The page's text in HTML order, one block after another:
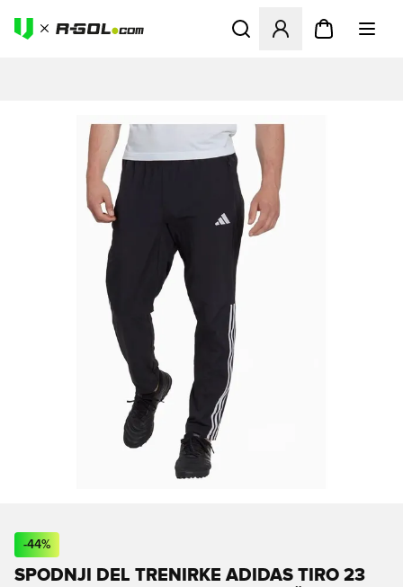
Odpre Modal za prijavo ali
-44%
SPODNJI DEL TRENIRKE ADIDAS TIRO 23